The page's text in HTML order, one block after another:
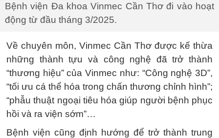
Bệnh viện Đa khoa Vinmec Cần Thơ đi vào hoạt
động từ đầu tháng 3/2025.
Về chuyên môn, Vinmec Cần Thơ được kế thừa
những thành tựu và công nghệ đã trở thành
“thương hiệu” của Vinmec như: “Công nghệ 3D”,
“tối ưu cá thể hóa trong chấn thương chỉnh hình”;
“phẫu thuật ngoại tiêu hóa giúp người bệnh phục
hồi và ra viện sớm”…
Bệnh viện cũng định hướng để trở thành trung